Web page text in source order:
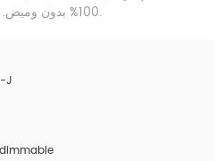
100% بدون وميض. يتميز بضمان ممتد لمدة 7 سنوات.
J